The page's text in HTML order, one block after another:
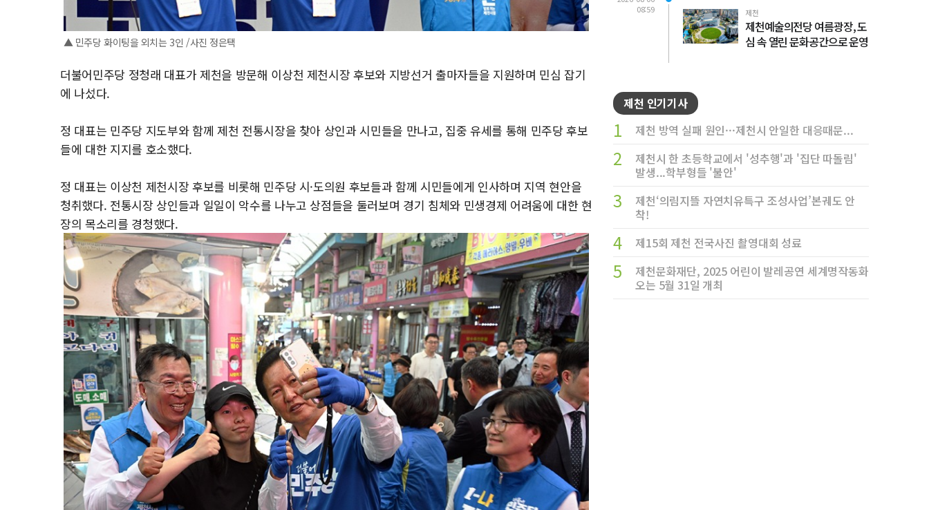
▲ 민주당 화이팅을 외치는 3인 /사진 정은택
더불어민주당 정청래 대표가 제천을 방문해 이상천 제천시장 후보와 지방선거 출마자들을 지원하며 민심 잡기
에 나섰다.
정 대표는 민주당 지도부와 함께 제천 전통시장을 찾아 상인과 시민들을 만나고, 집중 유세를 통해 민주당 후보
들에 대한 지지를 호소했다.
정 대표는 이상천 제천시장 후보를 비롯해 민주당 시·도의원 후보들과 함께 시민들에게 인사하며 지역 현안을
청취했다. 전통시장 상인들과 일일이 악수를 나누고 상점들을 둘러보며 경기 침체와 민생경제 어려움에 대한 현
장의 목소리를 경청했다.
08:59
제천
제천예술의전당 여름광장, 도
심 속 열린 문화공간으로 운영
제천 인기기사
1 제천 방역 실패 원인···제천시 안일한 대응때문...
2
제천시 한 초등학교에서 '성추행'과 '집단 따돌림'
발생...학부형들 '불안'
3
제천‘의림지뜰 자연치유특구 조성사업’본궤도 안
착!
4 제15회 제천 전국사진 촬영대회 성료
5
제천문화재단, 2025 어린이 발레공연 세계명작동화
오는 5월 31일 개최